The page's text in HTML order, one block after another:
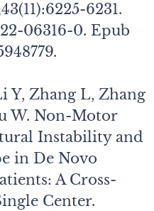
6231.
06316-0. Epub
Y, Zhang L, Zhang
W. Non-Motor
Instability and
in De Novo
A Cross-
Center.